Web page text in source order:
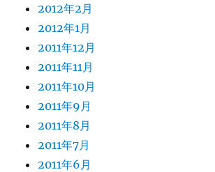
2012年2月
2012年1月
2011年12月
2011年11月
2011年10月
2011年9月
2011年8月
2011年7月
2011年6月